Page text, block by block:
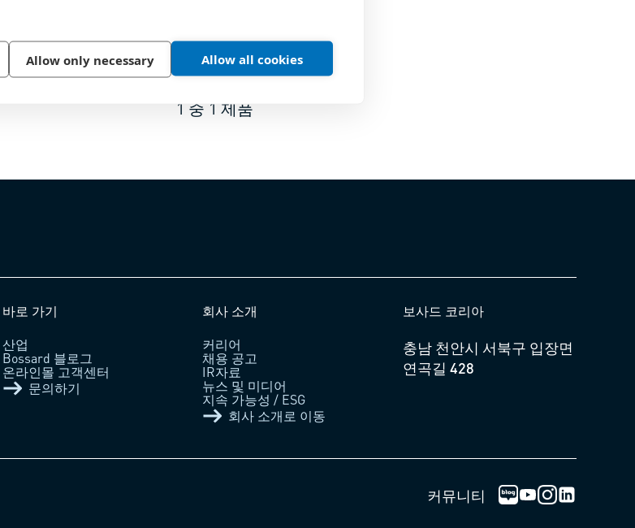
Allow only necessary Allow all cookies
1 중 1 제품
바로 가기
산업
Bossard 블로그
온라인몰 고객센터
문의하기
회사 소개
커리어
채용 공고
IR자료
뉴스 및 미디어
지속 가능성 / ESG
회사 소개로 이동
보사드 코리아
충남 천안시 서북구 입장면
연곡길 428
커뮤니티 한국보싸드 블로그
인스타그램 로